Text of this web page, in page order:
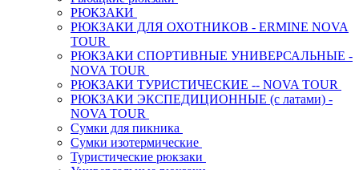
РЮКЗАКИ
РЮКЗАКИ ДЛЯ ОХОТНИКОВ - ERMINE NOVA
TOUR
РЮКЗАКИ СПОРТИВНЫЕ УНИВЕРСАЛЬНЫЕ -
NOVA TOUR
РЮКЗАКИ ТУРИСТИЧЕСКИЕ -- NOVA TOUR
РЮКЗАКИ ЭКСПЕДИЦИОННЫЕ (с латами) -
NOVA TOUR
Сумки для пикника
Сумки изотермические
Туристические рюкзаки